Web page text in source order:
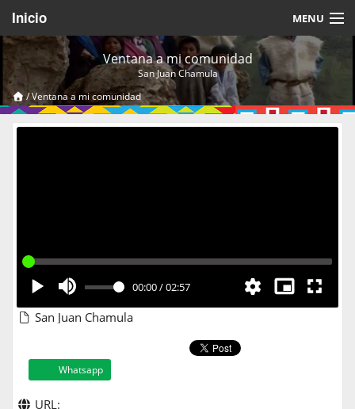
Inicio MENU
Acerca de
Videos Temáticos
Cerrar Sesión
Ventana a mi comunidad
San Juan Chamula
/Ventana a mi comunidad
00:00/02:57
San Juan Chamula
Whatsapp
URL: